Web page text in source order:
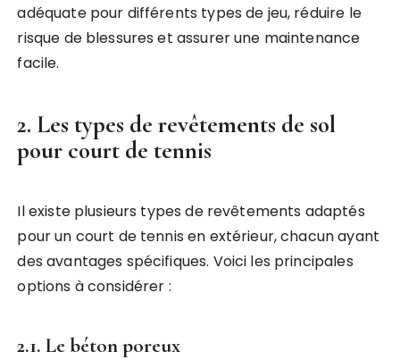
adéquate pour différents types de jeu, réduire le
risque de blessures et assurer une maintenance
facile.
2. Les types de revêtements de sol
pour court de tennis
Il existe plusieurs types de revêtements adaptés
pour un court de tennis en extérieur, chacun ayant
des avantages spécifiques. Voici les principales
options à considérer :
2.1. Le béton poreux